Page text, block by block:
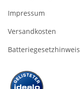
Impressum
Versandkosten